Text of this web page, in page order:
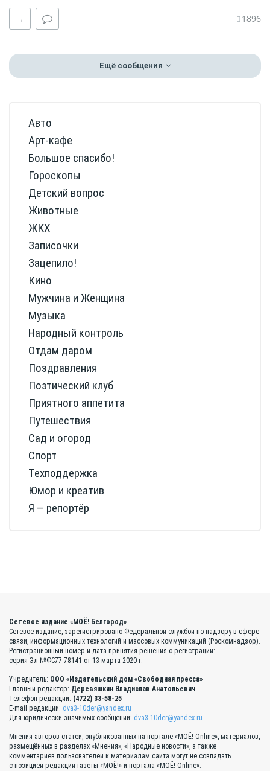
→ 1896
Ещё сообщения
Авто
Арт-кафе
Большое спасибо!
Гороскопы
Детский вопрос
Животные
ЖКХ
Записочки
Зацепило!
Кино
Мужчина и Женщина
Музыка
Народный контроль
Отдам даром
Поздравления
Поэтический клуб
Приятного аппетита
Путешествия
Сад и огород
Спорт
Техподдержка
Юмор и креатив
Я — репортёр
Сетевое издание «МОЁ! Белгород»
Сетевое издание, зарегистрировано Федеральной службой по надзору в сфере
связи, информационных технологий и массовых коммуникаций (Роскомнадзор).
Регистрационный номер и дата принятия решения о регистрации:
серия Эл №ФС77-78141 от 13 марта 2020 г.
Учредитель: ООО «Издательский дом «Свободная пресса»
Главный редактор: Деревяшкин Владислав Анатольевич
Телефон редакции: (4722) 33-58-25
E-mail редакции: dva3-10der@yandex.ru
Для юридически значимых сообщений: dva3-10der@yandex.ru
Мнения авторов статей, опубликованных на портале «МОЁ! Online», материалов,
размещённых в разделах «Мнения», «Народные новости», а также
комментариев пользователей к материалам сайта могут не совпадать
с позицией редакции газеты «МОЁ!» и портала «МОЁ! Online».